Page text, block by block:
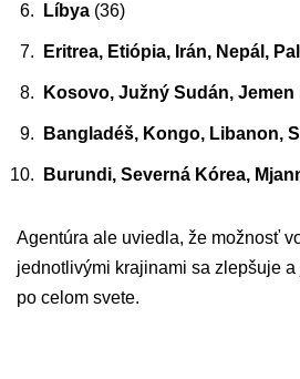
Líbya (36)
Eritrea, Etiópia, Irán, Nepál,
Kosovo, Južný Sudán, Jemen
Bangladéš, Kongo, Libanon,
Burundi, Severná Kórea,
Agentúra ale uviedla, že možnosť
jednotlivými krajinami sa zlepšuje
po celom svete.